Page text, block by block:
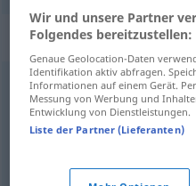
Synonyme für
vulgär,anstößig,
Wir und unsere Partner
Folgendes bereitzustellen:
Genaue Geolocation-Daten
Identifikation aktiv abfragen.
Informationen auf einem Gerät.
Messung von Werbung und
Entwicklung von Dienstleistungen.
Liste der Partner (Lieferanten)